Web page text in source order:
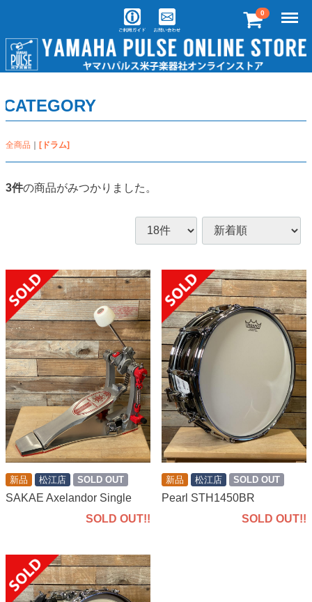
0 Menu
CATEGORY
全商品 [ドラム]
3件の商品がみつかりました。
新品 松江店 SOLD OUT
SAKAE Axelandor Single
SOLD OUT!!
新品 松江店 SOLD OUT
Pearl STH1450BR
SOLD OUT!!